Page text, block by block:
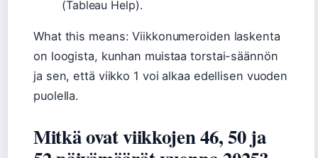
(Tableau Help).
What this means: Viikkonumeroiden laskenta
on loogista, kunhan muistaa torstai-säännön
ja sen, että viikko 1 voi alkaa edellisen vuoden
puolella.
Mitkä ovat viikkojen 46, 50 ja